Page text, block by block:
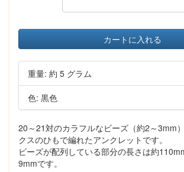
カートに入れる
重量: 約 5 グラム
色: 黒色
20～21対のカラフルなビーズ（約2～3mm
クスのひもで編れたアンクレットです。
ビーズが配列している部分の長さは約
9mmです。